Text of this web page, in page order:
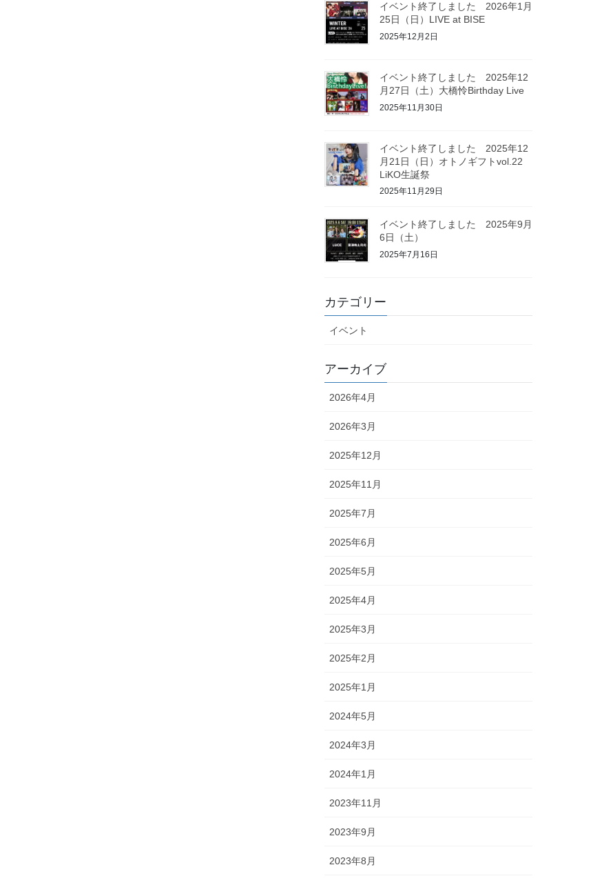
イベント終了しました 2026年1月
25日（日）LIVE at BISE
2025年12月2日
イベント終了しました 2025年12
月27日（土）大橋怜Birthday Live
2025年11月30日
イベント終了しました 2025年12
月21日（日）オトノギフトvol.22
LiKO生誕祭
2025年11月29日
イベント終了しました 2025年9月
6日（土）
2025年7月16日
カテゴリー
イベント
アーカイブ
2026年4月
2026年3月
2025年12月
2025年11月
2025年7月
2025年6月
2025年5月
2025年4月
2025年3月
2025年2月
2025年1月
2024年5月
2024年3月
2024年1月
2023年11月
2023年9月
2023年8月